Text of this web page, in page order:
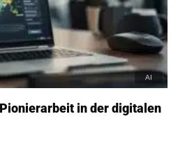
in der digitalen